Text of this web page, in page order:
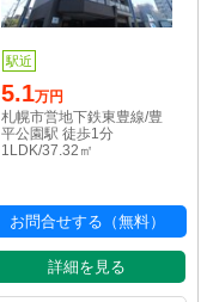
駅近
5.1万円
札幌市営地下鉄東豊線/豊
平公園駅 徒歩1分
1LDK/37.32㎡
お問合せする（無料）
詳細を見る